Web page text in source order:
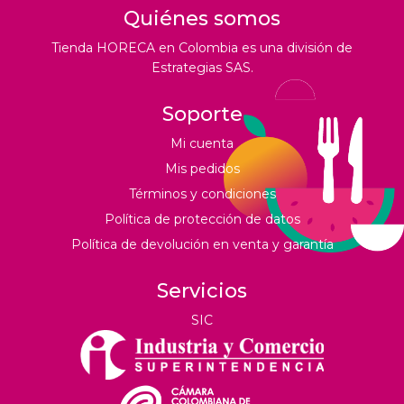
Quiénes somos
Tienda HORECA en Colombia es una división de
Estrategias SAS.
Soporte
Mi cuenta
Mis pedidos
Términos y condiciones
Política de protección de datos
Política de devolución en venta y garantía
Servicios
SIC